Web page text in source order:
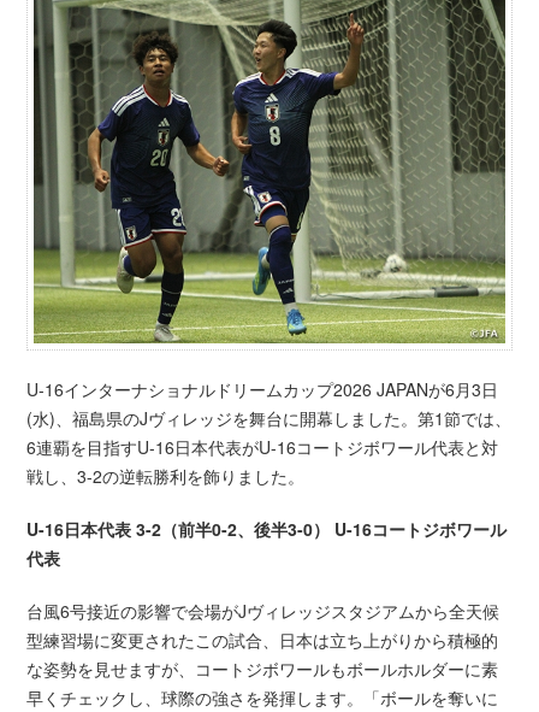
U-16インターナショナルドリームカップ2026 JAPANが6月3日
(水)、福島県のJヴィレッジを舞台に開幕しました。第1節では、
6連覇を目指すU-16日本代表がU-16コートジボワール代表と対
戦し、3-2の逆転勝利を飾りました。
U-16日本代表 3-2（前半0-2、後半3-0） U-16コートジボワール
代表
台風6号接近の影響で会場がJヴィレッジスタジアムから全天候
型練習場に変更されたこの試合、日本は立ち上がりから積極的
な姿勢を見せますが、コートジボワールもボールホルダーに素
早くチェックし、球際の強さを発揮します。「ボールを奪いに